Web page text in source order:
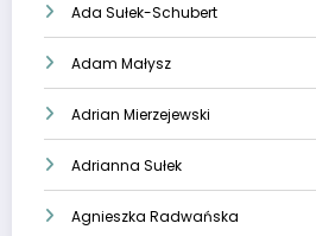
Ada Sułek-Schubert
Adam Małysz
Adrian Mierzejewski
Adrianna Sułek
Agnieszka Radwańska